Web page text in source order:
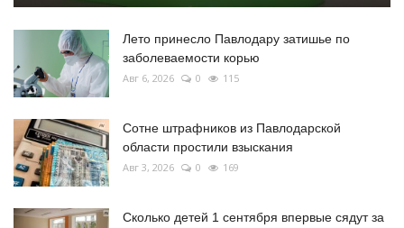
Лето принесло Павлодару затишье по
заболеваемости корью
Авг 6, 2026 0 115
Сотне штрафников из Павлодарской
области простили взыскания
Авг 3, 2026 0 169
Сколько детей 1 сентября впервые сядут за